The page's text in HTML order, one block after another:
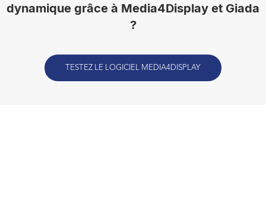
dynamique grâce à Media4Display et Giada
?
TESTEZ LE LOGICIEL MEDIA4DISPLAY